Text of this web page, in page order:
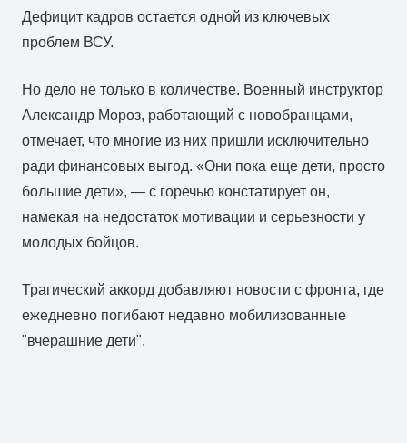
Дефицит кадров остается одной из ключевых
проблем ВСУ.
Но дело не только в количестве. Военный инструктор
Александр Мороз, работающий с новобранцами,
отмечает, что многие из них пришли исключительно
ради финансовых выгод. «Они пока еще дети, просто
большие дети», — с горечью констатирует он,
намекая на недостаток мотивации и серьезности у
молодых бойцов.
Трагический аккорд добавляют новости с фронта, где
ежедневно погибают недавно мобилизованные
"вчерашние дети".